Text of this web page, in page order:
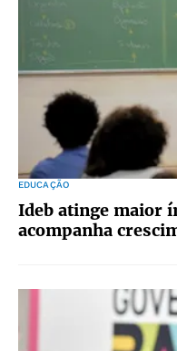
EDUCAÇÃO
Ideb atinge maior
acompanha